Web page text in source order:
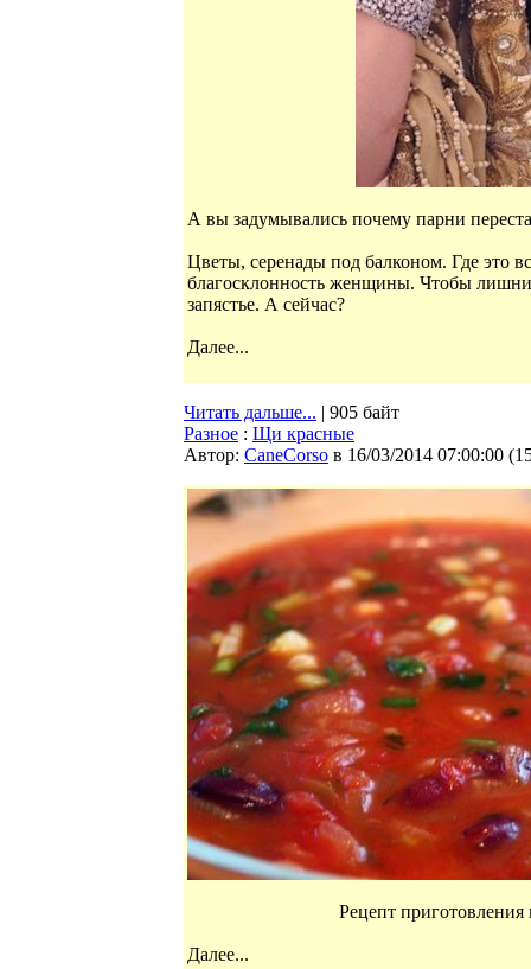
А вы задумывались почему парни
Цветы, серенады под балконом. Где это
благосклонность женщины. Чтобы
запястье. А сейчас?
Далее...
Читать дальше... | 905 байт
Разное : Щи красные
Автор: CaneCorso в 16/03/2014 07:00:00 (
Рецепт
Далее...